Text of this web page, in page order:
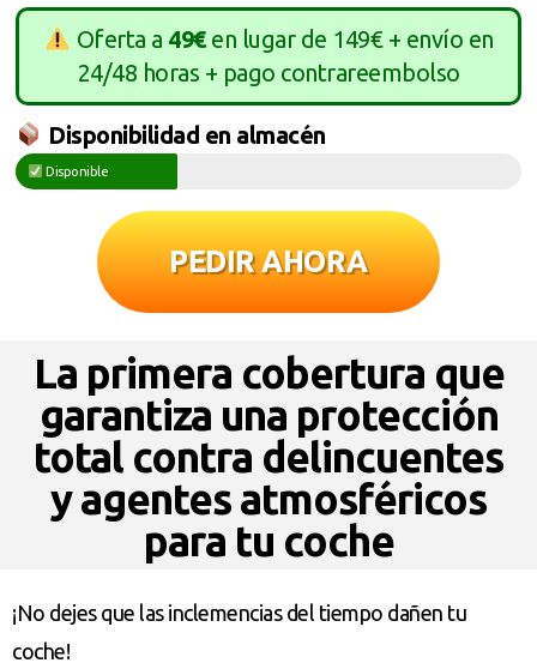
Oferta a 49€en lugar de 149€ + envío en
24/48 horas + pago contrareembolso
Disponibilidad en almacén
Disponible
PEDIR AHORA
La primera cobertura que
garantiza una protección
total contra delincuentes
y agentes atmosféricos
para tu coche
¡No dejes que las inclemencias del tiempo dañen tu
coche!